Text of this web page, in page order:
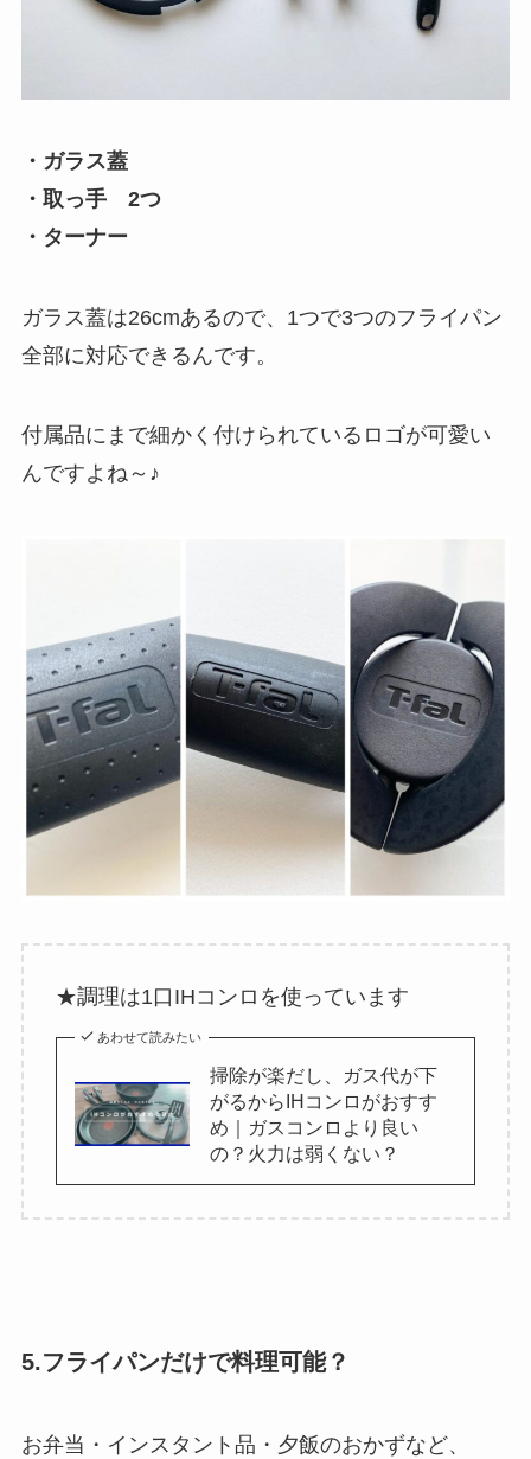
・ガラス蓋
・取っ手 2つ
・ターナー
ガラス蓋は26cmあるので、1つで3つのフライパン
全部に対応できるんです。
付属品にまで細かく付けられているロゴが可愛い
んですよね～♪
★調理は1口IHコンロを使っています
あわせて読みたい
掃除が楽だし、ガス代が下
がるからIHコンロがおすす
め｜ガスコンロより良い
の？火力は弱くない？
5.フライパンだけで料理可能？
お弁当・インスタント品・夕飯のおかずなど、